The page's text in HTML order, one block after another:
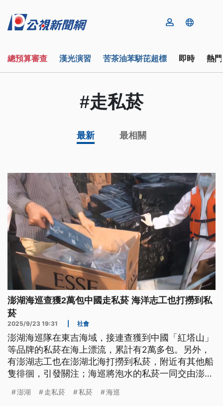
總預算審查 漢光演習 苦茶油苯駢芘超標 即時 熱
#走私菸
最新 最相關
澎湖海巡查獲2萬包中國走私菸 海洋志工也打撈到私
菸
2025/9/23 19:31 社會
澎湖海巡隊在東吉海域，接連查獲到中國「紅塔山」
等品牌的私菸在海上漂流，累計有2萬多包。另外，
有澎湖志工也在澎湖北海打撈到私菸，附近有其他船
隻徘徊，引發關注；海巡將泡水的私菸一同交由澎湖
澎湖 走私菸 私菸 海巡